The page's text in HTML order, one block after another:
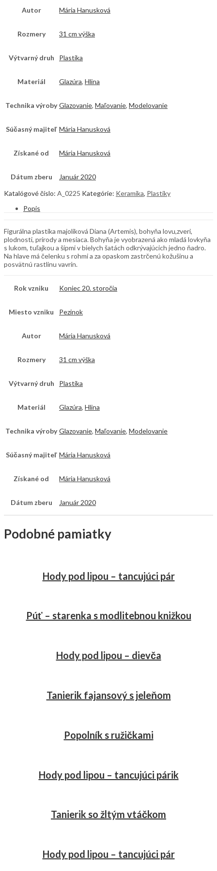
Autor Mária Hanusková
Rozmery 31 cm výška
Výtvarný druh Plastika
Materiál Glazúra, Hlina
Technika výroby Glazovanie, Maľovanie, Modelovanie
Súčasný majiteľ Mária Hanusková
Získané od Mária Hanusková
Dátum zberu
Január 2020
Katalógové číslo: A_0225 Kategórie: Keramika, Plastiky
Popis
Figurálna plastika majoliková Diana (Artemis), bohyňa lovu,zveri,
plodnosti, prírody a mesiaca. Bohyňa je vyobrazená ako mladá lovkyňa
s lukom, tuľajkou a šípmi v bielych šatách odkrývajúcich jedno ňadro.
Na hlave má čelenku s rohmi a za opaskom zastrčenú kožušinu a
posvätnú rastlinu vavrín.
Rok vzniku Koniec 20. storočia
Miesto vzniku Pezinok
Autor Mária Hanusková
Rozmery 31 cm výška
Výtvarný druh Plastika
Materiál Glazúra, Hlina
Technika výroby Glazovanie, Maľovanie, Modelovanie
Súčasný majiteľ Mária Hanusková
Získané od Mária Hanusková
Dátum zberu Január 2020
Podobné pamiatky
Hody pod lipou – tancujúci pár
Púť – starenka s modlitebnou knižkou
Hody pod lipou – dievča
Tanierik fajansový s jeleňom
Popolník s ružičkami
Hody pod lipou – tancujúci párik
Tanierik so žltým vtáčkom
Hody pod lipou – tancujúci pár